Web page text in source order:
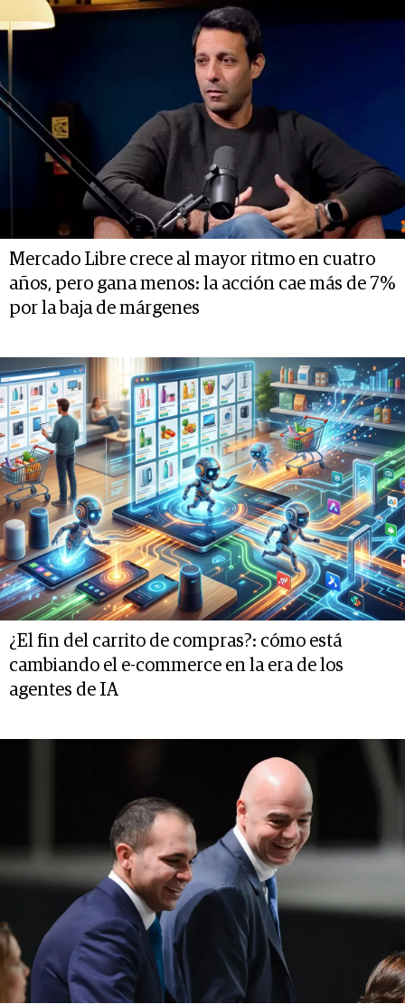
Mercado Libre crece al mayor ritmo en cuatro
años, pero gana menos: la acción cae más de 7%
por la baja de márgenes
¿El fin del carrito de compras?: cómo está
cambiando el e-commerce en la era de los
agentes de IA